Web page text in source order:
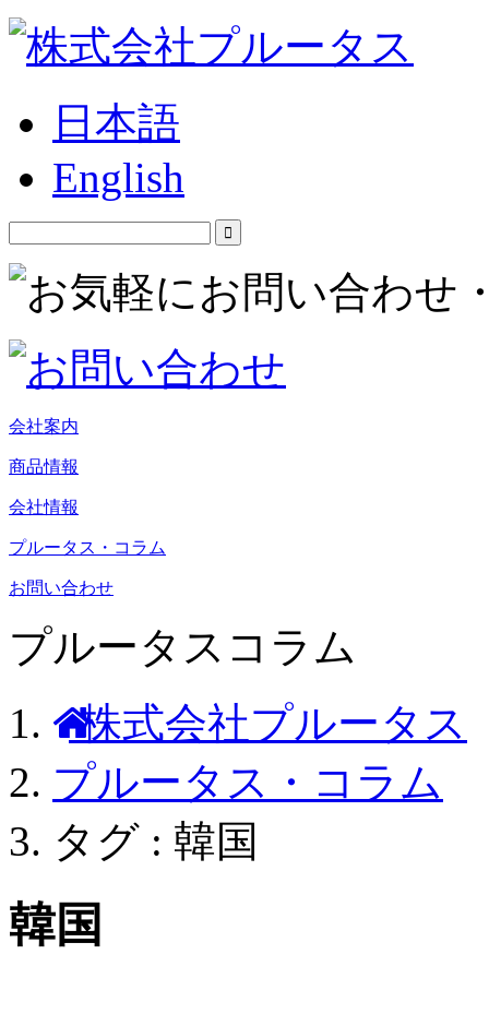
日本語
English
会社案内
商品情報
会社情報
プルータス・コラム
お問い合わせ
プルータスコラム
株式会社プルータス
プルータス・コラム
タグ : 韓国
韓国